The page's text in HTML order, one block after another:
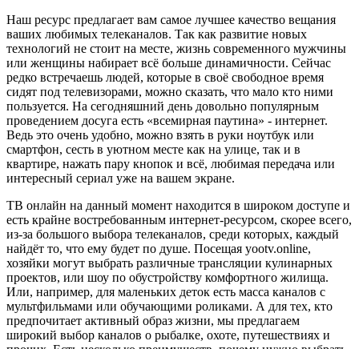
Наш ресурс предлагает вам самое лучшее качество вещания
ваших любимых телеканалов. Так как развитие новых
технологий не стоит на месте, жизнь современного мужчины
или женщины набирает всё больше динамичности. Сейчас
редко встречаешь людей, которые в своё свободное время
сидят под телевизорами, можно сказать, что мало кто ними
пользуется. На сегодняшний день довольно популярным
проведением досуга есть «всемирная паутина» - интернет.
Ведь это очень удобно, можно взять в руки ноутбук или
смартфон, сесть в уютном месте как на улице, так и в
квартире, нажать пару кнопок и всё, любимая передача или
интересный сериал уже на вашем экране.
ТВ онлайн на данный момент находится в широком доступе и
есть крайне востребованным интернет-ресурсом, скорее всего,
из-за большого выбора телеканалов, среди которых, каждый
найдёт то, что ему будет по душе. Посещая yootv.online,
хозяйки могут выбрать различные трансляции кулинарных
проектов, или шоу по обустройству комфортного жилища.
Или, например, для маленьких деток есть масса каналов с
мультфильмами или обучающими роликами. А для тех, кто
предпочитает активный образ жизни, мы предлагаем
широкий выбор каналов о рыбалке, охоте, путешествиях и